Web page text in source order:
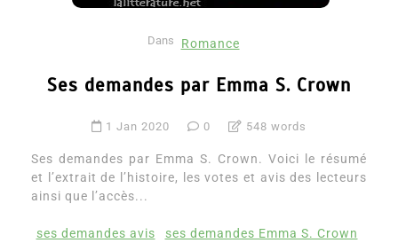
Dans Romance
Ses demandes par Emma S. Crown
1 Jan 2020 0 548 words
Ses demandes par Emma S. Crown. Voici le résumé
et l’extrait de l’histoire, les votes et avis des lecteurs
ainsi que l’accès...
ses demandes avis
ses demandes Emma S. Crown